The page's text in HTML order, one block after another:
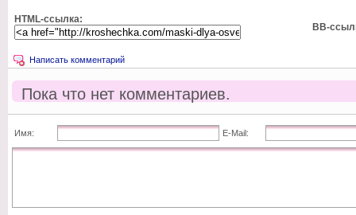
HTML-ссылка:
BB-
Написать комментарий
Пока что нет комментариев.
Имя: E-Mail: